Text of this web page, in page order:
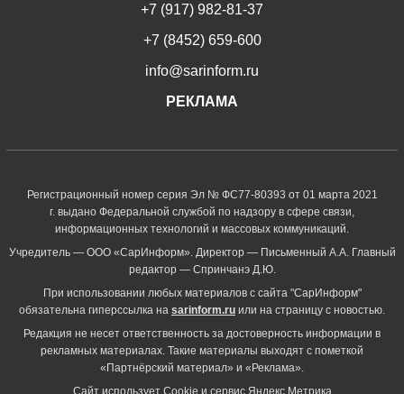
+7 (917) 982-81-37
+7 (8452) 659-600
info@sarinform.ru
РЕКЛАМА
Регистрационный номер серия Эл № ФС77-80393 от 01 марта 2021
г. выдано Федеральной службой по надзору в сфере связи,
информационных технологий и массовых коммуникаций.
Учредитель — ООО «СарИнформ». Директор — Письменный А.А. Главный
редактор — Спринчанэ Д.Ю.
При использовании любых материалов с сайта "СарИнформ"
обязательна гиперссылка на sarinform.ru или на страницу с новостью.
Редакция не несет ответственность за достоверность информации в
рекламных материалах. Такие материалы выходят с пометкой
«Партнёрский материал» и «Реклама».
Сайт использует Cookie и сервиc Яндекс.Метрика